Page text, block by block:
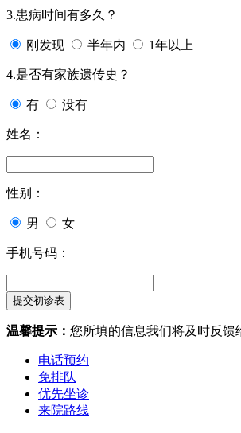
3.患病时间有多久？
刚发现 半年内 1年以上
4.是否有家族遗传史？
有 没有
姓名：
性别：
男 女
手机号码：
温馨提示： 您所填的信息我们将及时反馈
电话预约
免排队
优先坐诊
来院路线